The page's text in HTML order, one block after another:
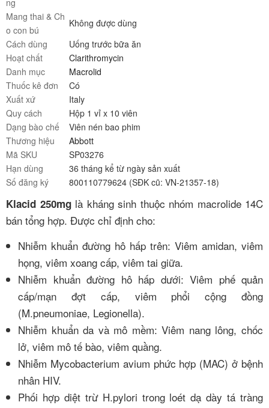
ng
Mang thai & Ch
o con bú
Không được dùng
Cách dùng
Uống trước bữa ăn
Hoạt chất
Clarithromycin
Danh mục
Macrolid
Thuốc kê đơn
Có
Xuất xứ
Italy
Quy cách
Hộp 1 vỉ x 10 viên
Dạng bào chế
Viên nén bao phim
Thương hiệu
Abbott
Mã SKU
SP03276
Hạn dùng
36 tháng kể từ ngày sản xuất
Số đăng ký
800110779624 (SĐK cũ: VN-21357-18)
Klacid 250mglà kháng sinh thuộc nhóm macrolide 14C
bán tổng hợp. Được chỉ định cho:
Nhiễm khuẩn đường hô hấp trên: Viêm amidan, viêm
họng, viêm xoang cấp, viêm tai giữa.
Nhiễm khuẩn đường hô hấp dưới: Viêm phế quản
cấp/mạn đợt cấp, viêm phổi cộng đồng
(M.pneumoniae, Legionella).
Nhiễm khuẩn da và mô mềm: Viêm nang lông, chốc
lở, viêm mô tế bào, viêm quầng.
Nhiễm Mycobacterium avium phức hợp (MAC) ở bệnh
nhân HIV.
Phối hợp diệt trừ H.pylori trong loét dạ dày tá tràng